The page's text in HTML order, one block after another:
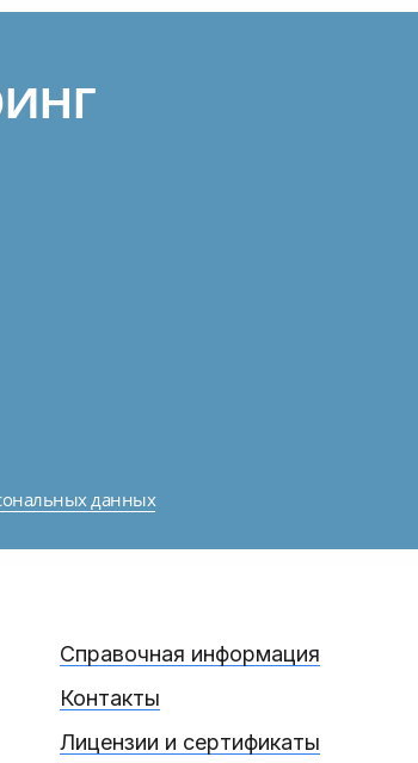
данных
Справочная информация
Контакты
Лицензии и сертификаты